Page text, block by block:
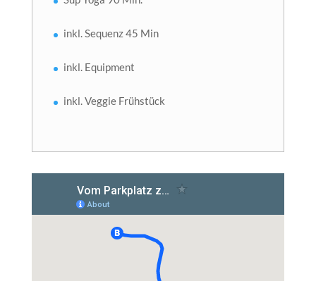
inkl. Sequenz 45 Min
inkl. Equipment
inkl. Veggie Frühstück